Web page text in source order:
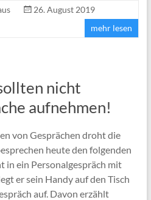
26. August 2019
mehr lesen
nicht
aufnehmen!
von Gesprächen droht die
heute den folgenden
in ein Personalgespräch mit
er sein Handy auf den Tisch
auf. Davon erzählt